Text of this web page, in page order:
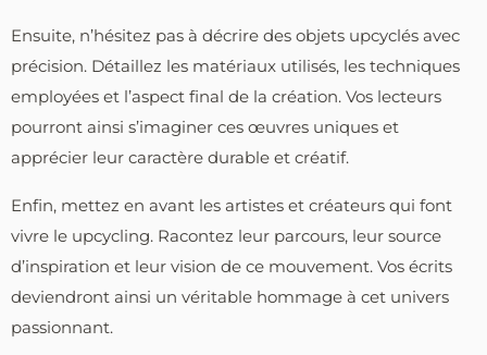
Ensuite, n’hésitez pas à décrire des objets upcyclés avec
précision. Détaillez les matériaux utilisés, les techniques
employées et l’aspect final de la création. Vos lecteurs
pourront ainsi s’imaginer ces œuvres uniques et
apprécier leur caractère durable et créatif.
Enfin, mettez en avant les artistes et créateurs qui font
vivre le upcycling. Racontez leur parcours, leur source
d’inspiration et leur vision de ce mouvement. Vos écrits
deviendront ainsi un véritable hommage à cet univers
passionnant.